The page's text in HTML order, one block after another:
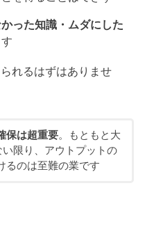
った知識・ムダにした
れるはずはありませ
保は超重要。もともと大
い限り、アウトプットの
るのは至難の業です